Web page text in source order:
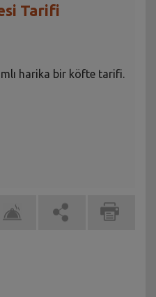
Tarifi
harika bir köfte tarifi.